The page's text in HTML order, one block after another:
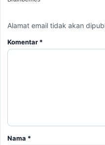
Alamat email tidak akan
Komentar *
Nama *